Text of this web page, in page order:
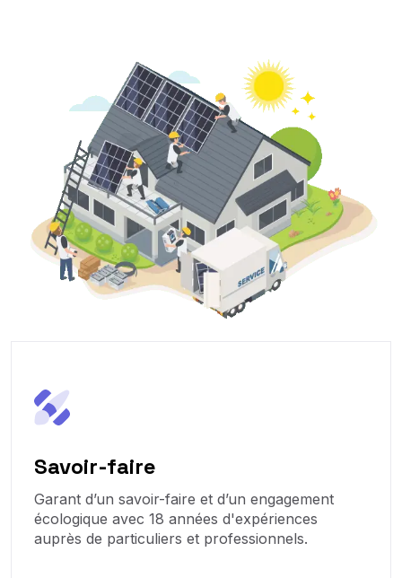
Savoir-faire
Garant d’un savoir-faire et d’un engagement
écologique avec 18 années d'expériences
auprès de particuliers et professionnels.